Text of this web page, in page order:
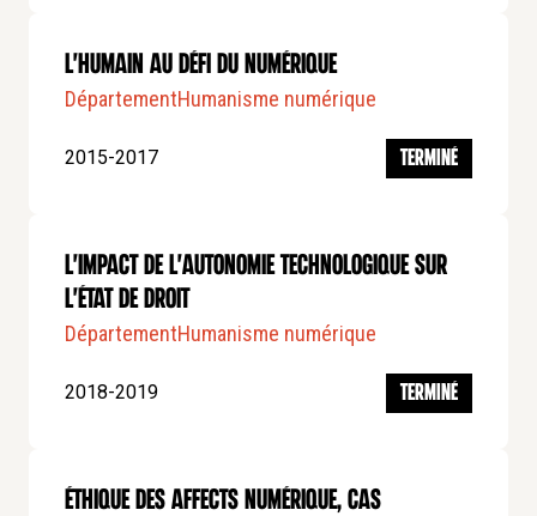
L'humain au défi du numérique
DépartementHumanisme numérique
2015-2017 TERMINÉ
L'impact de l'autonomie technologique sur
l'État de droit
DépartementHumanisme numérique
2018-2019 TERMINÉ
Éthique des affects numérique, cas